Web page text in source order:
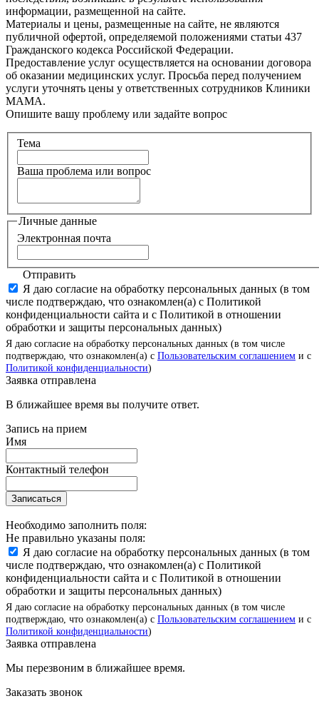
информации, размещенной на сайте.
Материалы и цены, размещенные на сайте, не являются
публичной офертой, определяемой положениями статьи 437
Гражданского кодекса Российской Федерации.
Предоставление услуг осуществляется на основании договора
об оказании медицинских услуг. Просьба перед получением
услуги уточнять цены у ответственных сотрудников Клиники
МАМА.
Опишите вашу проблему или задайте вопрос
Тема
Ваша проблема или вопрос
Личные данные
Электронная почта
Отправить
Я даю согласие на обработку персональных данных (в том
числе подтверждаю, что ознакомлен(а) с Политикой
конфиденциальности сайта и с Политикой в отношении
обработки и защиты персональных данных)
Я даю согласие на обработку персональных данных (в том числе
подтверждаю, что ознакомлен(а) с Пользовательским соглашением и с
Политикой конфиденциальности)
Заявка отправлена
В ближайшее время вы получите ответ.
Запись на прием
Имя
Контактный телефон
Записаться
Необходимо заполнить поля:
Не правильно указаны поля:
Я даю согласие на обработку персональных данных (в том
числе подтверждаю, что ознакомлен(а) с Политикой
конфиденциальности сайта и с Политикой в отношении
обработки и защиты персональных данных)
Я даю согласие на обработку персональных данных (в том числе
подтверждаю, что ознакомлен(а) с Пользовательским соглашением и с
Политикой конфиденциальности)
Заявка отправлена
Мы перезвоним в ближайшее время.
Заказать звонок